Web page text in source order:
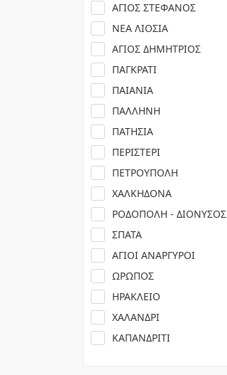
ΑΓΙΟΣ ΣΤΕΦΑΝΟΣ
ΝΕΑ ΛΙΟΣΙΑ
ΑΓΙΟΣ ΔΗΜΗΤΡΙΟΣ
ΠΑΓΚΡΑΤΙ
ΠΑΙΑΝΙΑ
ΠΑΛΛΗΝΗ
ΠΑΤΗΣΙΑ
ΠΕΡΙΣΤΕΡΙ
ΠΕΤΡΟΥΠΟΛΗ
ΧΑΛΚΗΔΟΝΑ
ΡΟΔΟΠΟΛΗ - ΔΙΟΝΥΣΟΣ
ΣΠΑΤΑ
ΑΓΙΟΙ ΑΝΑΡΓΥΡΟΙ
ΩΡΩΠΟΣ
ΗΡΑΚΛΕΙΟ
ΧΑΛΑΝΔΡΙ
ΚΑΠΑΝΔΡΙΤΙ